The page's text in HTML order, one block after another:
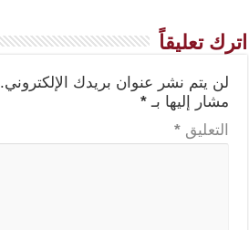
اترك تعليقاً
لن يتم نشر عنوان بريدك الإلكتروني.
مشار إليها بـ *
التعليق *